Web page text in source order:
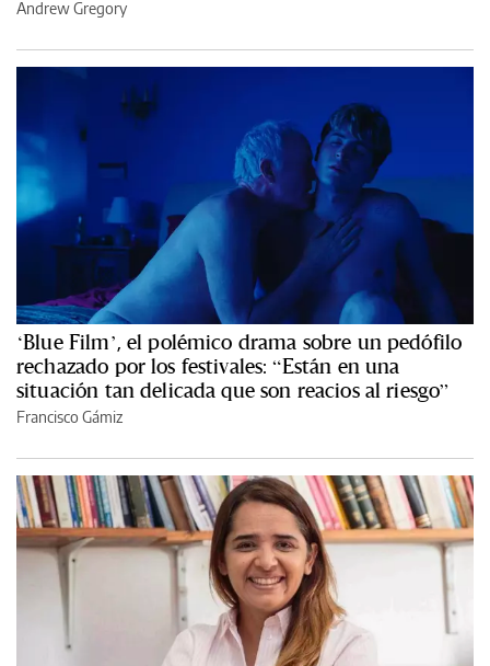
Andrew Gregory
‘Blue Film’, el polémico drama sobre un pedófilo
rechazado por los festivales: “Están en una
situación tan delicada que son reacios al riesgo”
Francisco Gámiz